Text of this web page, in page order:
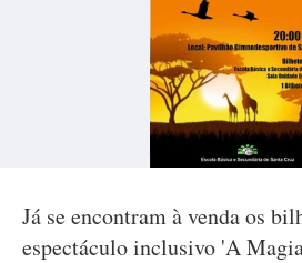
Já se encontram à venda os
espectáculo inclusivo 'A